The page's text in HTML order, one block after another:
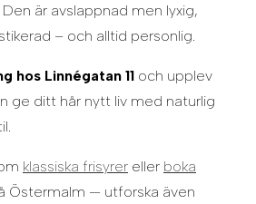
är avslappnad men lyxig,
– och alltid personlig.
hos Linnégatan 11 och upplev
ge ditt hår nytt liv med naturlig
klassiska frisyrer eller boka
Östermalm — utforska även